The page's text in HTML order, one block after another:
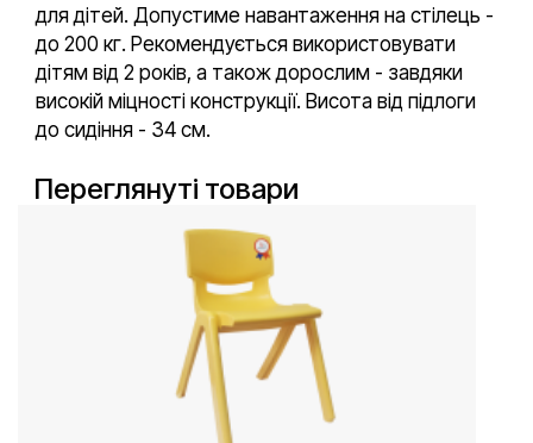
для дітей. Допустиме навантаження на стілець -
до 200 кг. Рекомендується використовувати
дітям від 2 років, а також дорослим - завдяки
високій міцності конструкції. Висота від підлоги
до сидіння - 34 см.
Переглянуті товари